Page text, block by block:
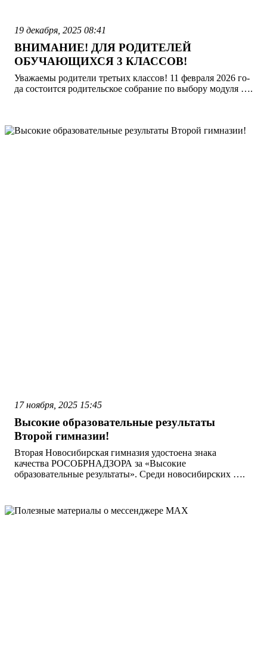
19 декабря, 2025 08:41
ВНИМАНИЕ! ДЛЯ РОДИТЕЛЕЙ
ОБУЧАЮЩИХСЯ 3 КЛАССОВ!
Ува­жа­емы ро­дите­ли третьих клас­сов! 11 фев­ра­ля 2026 го­
да сос­то­ит­ся ро­дитель­ское соб­ра­ние по вы­бору мо­дуля ….
17 ноября, 2025 15:45
Высокие образовательные результаты
Второй гимназии!
Вторая Новосибирская гимназия удостоена знака
качества РОСОБРНАДЗОРА за «Высокие
образовательные результаты». Среди новосибирских ….